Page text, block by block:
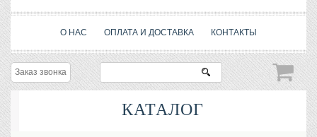
О НАС ОПЛАТА И ДОСТАВКА КОНТАКТЫ
Заказ звонка
КАТАЛОГ